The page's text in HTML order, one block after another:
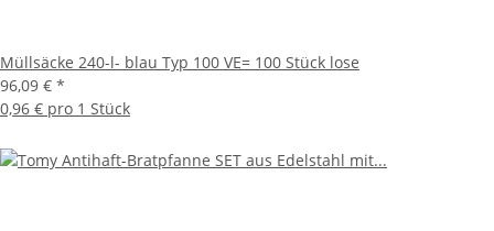
Müllsäcke 240-l- blau Typ 100 VE= 100 Stück lose
96,09 € *
0,96 € pro 1 Stück